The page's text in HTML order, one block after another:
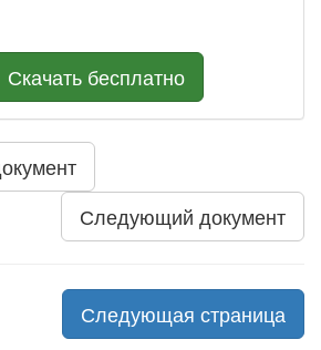
Скачать бесплатно
Следующий документ
Следующая страница